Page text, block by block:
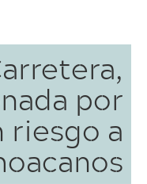
por
riesgo a